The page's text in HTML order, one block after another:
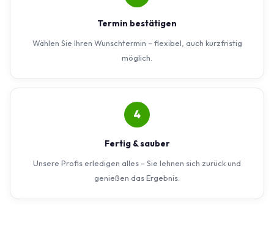
Termin bestätigen
Wählen Sie Ihren Wunschtermin – flexibel, auch kurzfristig
möglich.
4
Fertig & sauber
Unsere Profis erledigen alles – Sie lehnen sich zurück und
genießen das Ergebnis.